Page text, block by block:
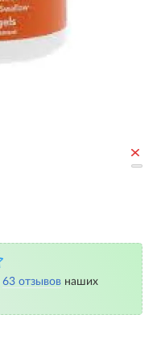
63 отзывов наших